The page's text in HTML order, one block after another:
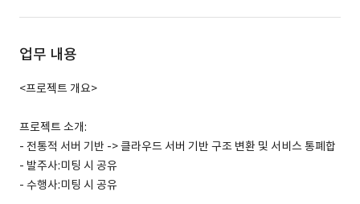
업무 내용
<프로젝트 개요>
프로젝트 소개:
- 전통적 서버 기반 -> 클라우드 서버 기반 구조 변환 및 서비스 통폐합
- 발주사:미팅 시 공유
- 수행사:미팅 시 공유